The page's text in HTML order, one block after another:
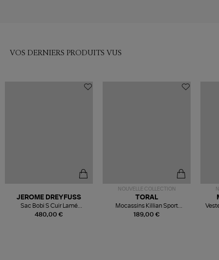
VOS DERNIERS PRODUITS VUS
480,00 €
JEROME DREYFUSS
Sac Bobi S Cuir Lamé
Champagne
NOUVELLE COLLECTION
189,00 €
TORAL
Mocassins Killian Sport
Mousse